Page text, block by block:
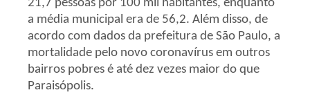
21,7 pessoas por 100 mil habitantes, enquanto
a média municipal era de 56,2. Além disso, de
acordo com dados da prefeitura de São Paulo, a
mortalidade pelo novo coronavírus em outros
bairros pobres é até dez vezes maior do que
Paraisópolis.